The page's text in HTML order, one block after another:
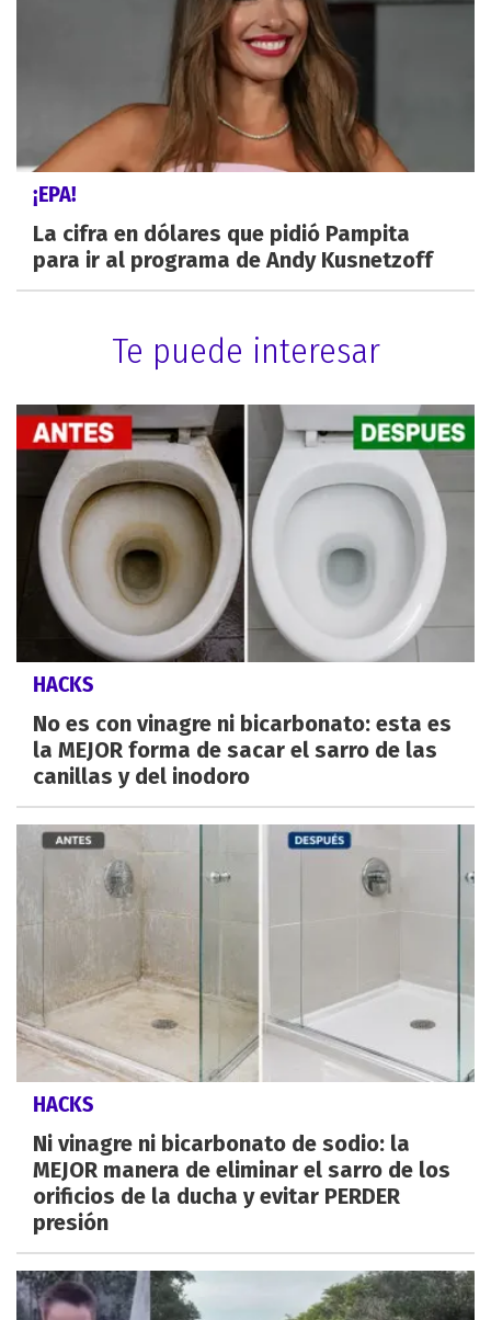
¡EPA!
La cifra en dólares que pidió Pampita
para ir al programa de Andy Kusnetzoff
Te puede interesar
HACKS
No es con vinagre ni bicarbonato: esta es
la MEJOR forma de sacar el sarro de las
canillas y del inodoro
HACKS
Ni vinagre ni bicarbonato de sodio: la
MEJOR manera de eliminar el sarro de los
orificios de la ducha y evitar PERDER
presión